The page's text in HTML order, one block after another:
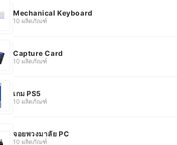
Mechanical Keyboard
10 ผลิตภัณฑ์
Capture Card
10 ผลิตภัณฑ์
เกม PS5
10 ผลิตภัณฑ์
จอยพวงมาลัย PC
10 ผลิตภัณฑ์